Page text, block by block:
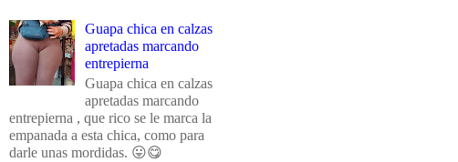
Guapa chica en calzas
apretadas marcando
entrepierna
Guapa chica en calzas
apretadas marcando
entrepierna , que rico se le marca la
empanada a esta chica, como para
darle unas mordidas. 😛😋